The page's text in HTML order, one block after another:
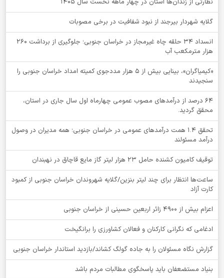
نظارتی از زندان‌ها استان در چهار ماهه نخست سال 1405
گلایه شهردار بیرجند از نبود شفافیت در برخی مصوبات
انسداد ۳۴ حلقه چاه غیرمجاز در خراسان جنوبی؛ جلوگیری از برداشت ۲۶۰
هزار مترمکعب آب
«کیمیاگران»، بینایی بیش از ۵ هزار مددجوی کمیته امداد خراسان جنوبی را
سنجیدند
64 درصد از درآمدهای مصوب عمومی چهارماه اول سال جاری در استان،
محقق گردید.
تحقق ۱.۴ همت درآمدهای عمومی در خراسان جنوبی؛ همه مدیران در وصول
درآمد مسئولند
توقيف کامیون کشنده حامل 23 هزار لیتر گاز مایع قاچاق در نهبندان
ساعت‌ها انتظار برای چند لیتر بنزین/گلایه شهروندان خراسان جنوبی از کمبود
کارت آزاد
اعزام بیش از 4900 زائر اربعین حسینی از خراسان جنوبی
ادغامی که نگرانی کارکنان و فعالان کشاورزی را برانگیخت
گزارش نگاه مسئولان را به جاده گولگ کشاند/بازدید استاندار خراسان جنوبی
بنیاد مستضعفان باید پاسخگوی مطالبات مردم باشد